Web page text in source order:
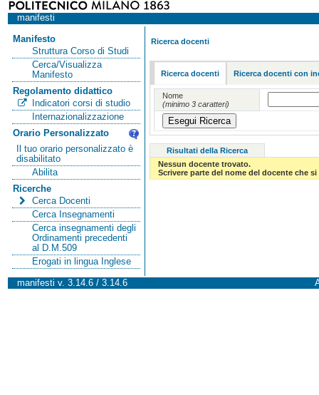
manifesti
Manifesto
Struttura Corso di Studi
Cerca/Visualizza
Manifesto
Regolamento didattico
Indicatori corsi di studio
Internazionalizzazione
Orario Personalizzato
Il tuo orario personalizzato è
disabilitato
Abilita
Ricerche
Cerca Docenti
Cerca Insegnamenti
Cerca insegnamenti degli
Ordinamenti precedenti
al D.M.509
Erogati in lingua Inglese
Ricerca docenti
Ricerca docenti Ricerca docenti con
Nome
(minimo 3 caratteri)
Risultati della Ricerca
Nessun docente trovato.
Scrivere parte del nome del docente che
manifesti v. 3.14.6 / 3.14.6